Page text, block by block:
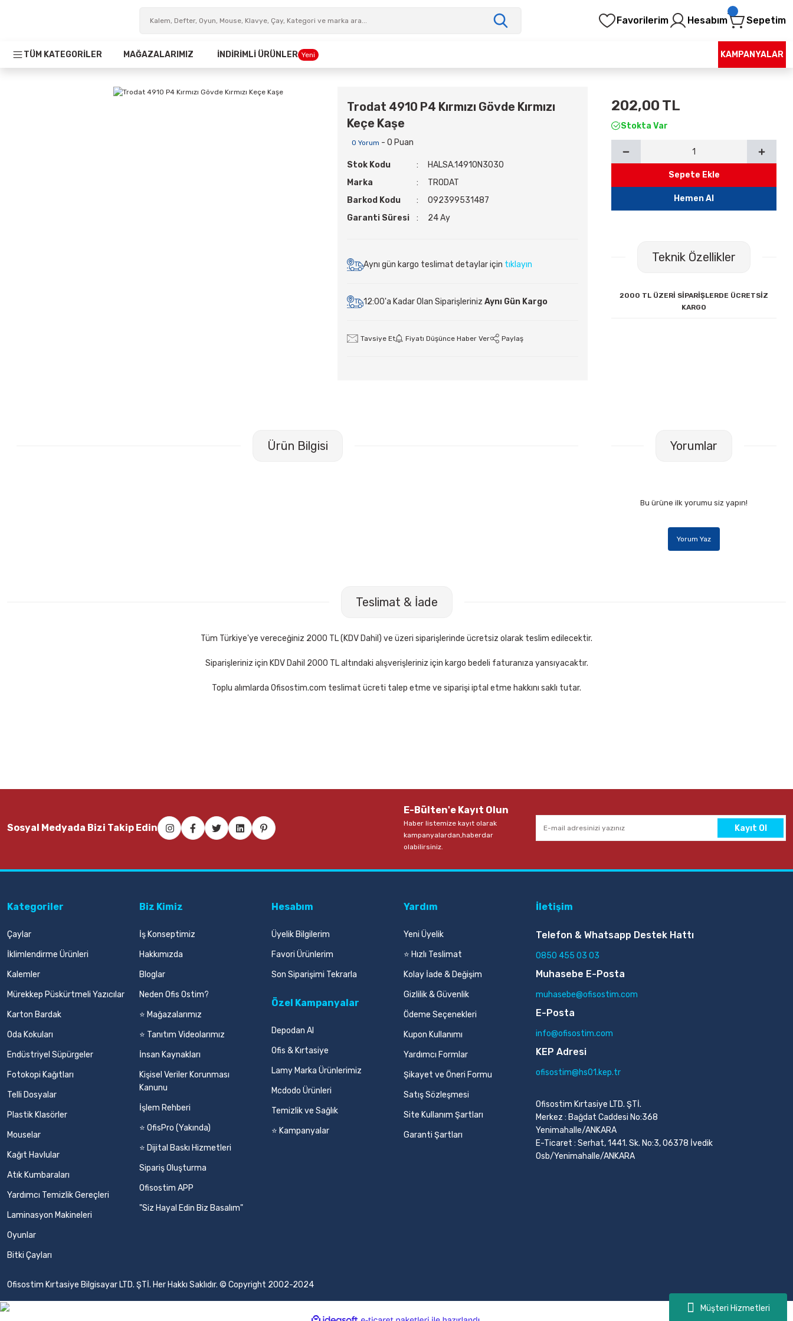
Müşteri Hizmetleri
Favorilerim Hesabım Sepetim
TÜM KATEGORİLER MAĞAZALARIMIZ İNDİRİMLİ ÜRÜNLER Yeni KAMPANYALAR
Trodat 4910 P4 Kırmızı Gövde Kırmızı
Keçe Kaşe
0 Yorum - 0 Puan
Stok Kodu
HALSA.14910N3030
Marka
TRODAT
Barkod Kodu
092399531487
Garanti Süresi
24 Ay
Aynı gün kargo teslimat detaylar için tıklayın
12:00'a Kadar Olan Siparişleriniz Aynı Gün Kargo
Tavsiye Et Fiyatı Düşünce Haber Ver Paylaş
202,00 TL
Stokta Var
Sepete Ekle
Hemen Al
Teknik Özellikler
2000 TL ÜZERİ SİPARİŞLERDE ÜCRETSİZ
KARGO
Ürün Bilgisi Yorumlar
Bu ürüne ilk yorumu siz yapın!
Yorum Yaz
Teslimat & İade
Tüm Türkiye'ye vereceğiniz 2000 TL (KDV Dahil) ve üzeri siparişlerinde ücretsiz olarak teslim edilecektir.
Siparişleriniz için KDV Dahil 2000 TL altındaki alışverişleriniz için kargo bedeli faturanıza yansıyacaktır.
Toplu alımlarda Ofisostim.com teslimat ücreti talep etme ve siparişi iptal etme hakkını saklı tutar.
Sosyal Medyada Bizi Takip Edin
E-Bülten'e Kayıt Olun
Haber listemize kayıt olarak
kampanyalardan,haberdar
olabilirsiniz.
Kayıt Ol
Kategoriler
Çaylar
İklimlendirme Ürünleri
Kalemler
Mürekkep Püskürtmeli Yazıcılar
Karton Bardak
Oda Kokuları
Endüstriyel Süpürgeler
Fotokopi Kağıtları
Telli Dosyalar
Plastik Klasörler
Mouselar
Kağıt Havlular
Atık Kumbaraları
Yardımcı Temizlik Gereçleri
Laminasyon Makineleri
Oyunlar
Bitki Çayları
Biz Kimiz
İş Konseptimiz
Hakkımızda
Bloglar
Neden Ofis Ostim?
⭐ Mağazalarımız
⭐ Tanıtım Videolarımız
İnsan Kaynakları
Kişisel Veriler Korunması
Kanunu
İşlem Rehberi
⭐ OfisPro (Yakında)
⭐ Dijital Baskı Hizmetleri
Sipariş Oluşturma
Ofisostim APP
"Siz Hayal Edin Biz Basalım"
Hesabım
Üyelik Bilgilerim
Favori Ürünlerim
Son Siparişimi Tekrarla
Özel Kampanyalar
Depodan Al
Ofis & Kırtasiye
Lamy Marka Ürünlerimiz
Mcdodo Ürünleri
Temizlik ve Sağlık
⭐ Kampanyalar
Yardım
Yeni Üyelik
⭐ Hızlı Teslimat
Kolay İade & Değişim
Gizlilik & Güvenlik
Ödeme Seçenekleri
Kupon Kullanımı
Yardımcı Formlar
Şikayet ve Öneri Formu
Satış Sözleşmesi
Site Kullanım Şartları
Garanti Şartları
İletişim
Telefon & Whatsapp Destek Hattı
0850 455 03 03
Muhasebe E-Posta
muhasebe@ofisostim.com
E-Posta
info@ofisostim.com
KEP Adresi
ofisostim@hs01.kep.tr
Ofisostim Kırtasiye LTD. ŞTİ.
Merkez : Bağdat Caddesi No:368
Yenimahalle/ANKARA
E-Ticaret : Serhat, 1441. Sk. No:3, 06378 İvedik
Osb/Yenimahalle/ANKARA
Ofisostim Kırtasiye Bilgisayar LTD. ŞTİ. Her Hakkı Saklıdır. © Copyright 2002-2024